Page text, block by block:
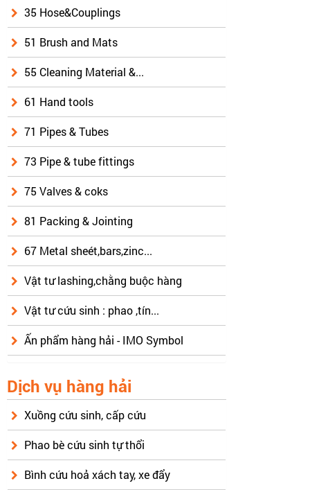
35 Hose&Couplings
51 Brush and Mats
55 Cleaning Material &...
61 Hand tools
71 Pipes & Tubes
73 Pipe & tube fittings
75 Valves & coks
81 Packing & Jointing
67 Metal sheét,bars,zinc...
Vật tư lashing,chằng buộc hàng
Vật tư cứu sinh : phao ,tín...
Ấn phẩm hàng hải - IMO Symbol
Dịch vụ hàng hải
Xuồng cứu sinh, cấp cứu
Phao bè cứu sinh tự thổi
Bình cứu hoả xách tay, xe đẩy